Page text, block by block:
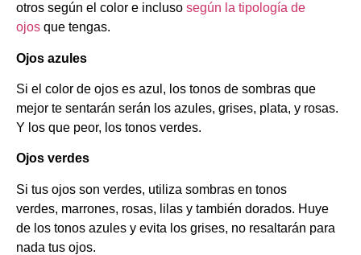
otros según el color e incluso según la tipología de
ojos que tengas.
Ojos azules
Si el color de ojos es azul, los tonos de sombras que
mejor te sentarán serán los azules, grises, plata, y rosas.
Y los que peor, los tonos verdes.
Ojos verdes
Si tus ojos son verdes, utiliza sombras en tonos
verdes, marrones, rosas, lilas y también dorados. Huye
de los tonos azules y evita los grises, no resaltarán para
nada tus ojos.